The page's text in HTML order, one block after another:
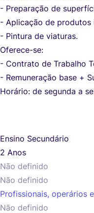
- Preparação de
- Aplicação de produtos
- Pintura de viaturas.
Oferece-se:
- Contrato de Trabalho
- Remuneração base +
Horário: de segunda a
Ensino Secundário
2 Anos
Não definido
Não definido
Profissionais, operários
Não definido